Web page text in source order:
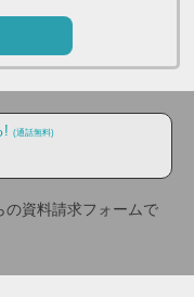
! (通話無料)
の資料請求フォームで